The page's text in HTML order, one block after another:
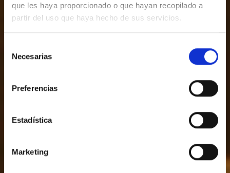
que les haya proporcionado o que hayan recopilado a
partir del uso que haya hecho de sus servicios.
Necesarias
Preferencias
Estadística
Marketing